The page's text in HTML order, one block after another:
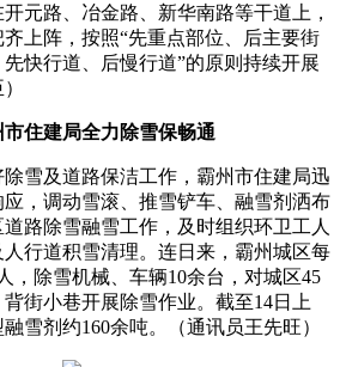
元路、冶金路、新华南路等干道上，
上阵，按照“先重点部位、后主要街
快行道、后慢行道”的原则持续开展
市住建局全力除雪保畅通
雪及道路保洁工作，霸州市住建局迅
，调动雪滚、推雪铲车、融雪剂洒布
路除雪融雪工作，及时组织环卫工人
行道积雪清理。连日来，霸州城区每
，除雪机械、车辆10余台，对城区45
街小巷开展除雪作业。截至14日上
雪剂约160余吨。（通讯员王先旺）